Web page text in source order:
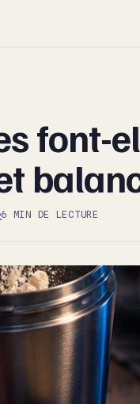
font-
6 MIN DE LECTURE